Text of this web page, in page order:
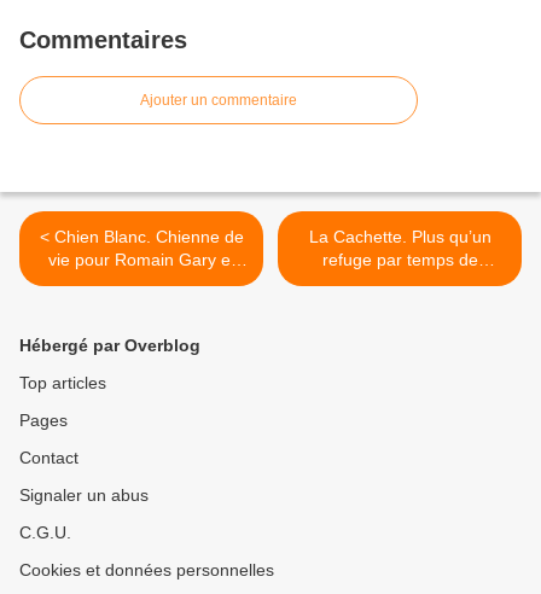
Commentaires
Ajouter un commentaire
< Chien Blanc. Chienne de
vie pour Romain Gary et
Jean Seberg.
La Cachette. Plus qu’un
refuge par temps de
confinement, une ouverture
Hébergé par Overblog
Top articles
Pages
Contact
Signaler un abus
C.G.U.
Cookies et données personnelles